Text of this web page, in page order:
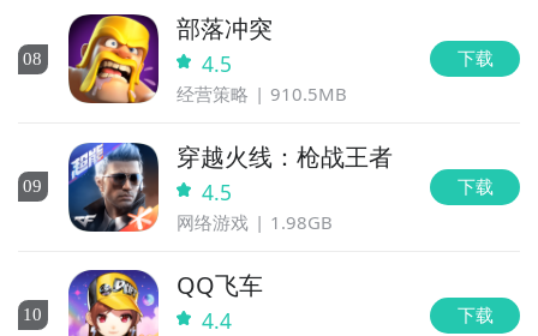
好了，美味蛋糕图鉴公测时间的关注方法就讲到这里，
各位玩家是否都已经掌握好以上三种技巧了呢，随时随
地关注美味蛋糕图鉴什么时候开测，什么时候开放下
载，什么时候公测等信息，还有一个办法就是留意九游
美味蛋糕图鉴专区的每日更新，欢迎大家积极参与讨论
和提问题，我们会第一时间为您解答。
08
部落冲突
4.5
经营策略 910.5MB
下载
09
穿越火线：枪战王者
4.5
网络游戏 1.98GB
下载
10
QQ飞车
4.4 下载